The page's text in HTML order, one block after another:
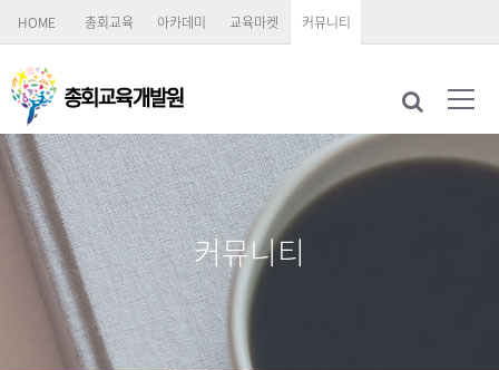
HOME 총회교육 아카데미 교육마켓 커뮤니티
커뮤니티